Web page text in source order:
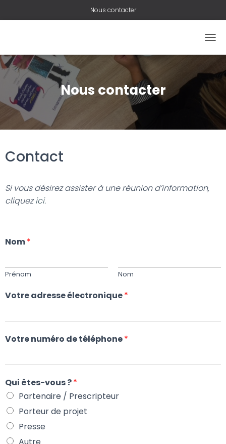
Nous contacter
U
R
R
O
Nous contacter
Contact
Si vous désirez assister à une réunion d’information,
cliquezici.
Nom*
Prénom Nom
Votre adresse électronique*
Votre numéro de téléphone*
Qui êtes-vous ?*
Partenaire / Prescripteur
Porteur de projet
Presse